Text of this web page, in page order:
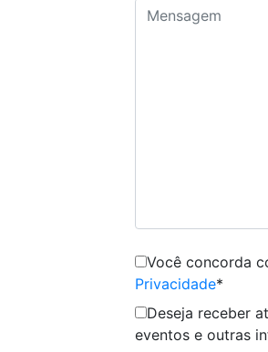
Você concorda
Privacidade*
Deseja receber
eventos e outras